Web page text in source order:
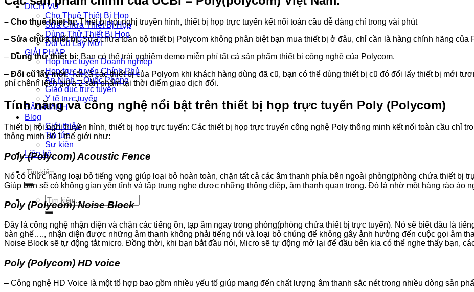
DỊCH VỤ
Cho Thuê Thiết Bị Họp
Sữa Chửa Thiết Bị Họp
Dùng Thử Thiết Bị Họp
Đổi Cũ Lấy Mới
GIẢI PHÁP
Họp trực tuyến Doanh nghiệp
Họp trực tuyến Chính Phủ
An Ninh – Quốc Phòng
Giáo dục trực tuyến
Y tế trực tuyến
BẢO HÀNH
Blog
Giới thiệu
Tin tức
Sự kiện
Liên hệ
Tìm
kiếm:
Tìm
kiếm:
– Cho thuê thiết bị:Thiết bị hội nghị truyền hình, thiết bị họp trực tuyến kết nối toàn cầu dễ dàng chỉ trong vài phút
– Sửa chữa thiết bị:Sửa chữa toàn bộ thiết bị Polycom không phân biệt bạn mua thiết bị ở đâu, chỉ cần là hàng chính hãng
– Dùng thử thiết bị:Bạn có thể trải nghiệm demo miễn phí tất cả sản phẩm thiết bị công nghệ của Polycom.
– Đổi cũ lấy mới:Tất cả các thiết bị của Polyom khi khách hàng dùng đã cũ, bạn có thể dùng thiết bị cũ đó đổi lấy thiết bị mới
phí chênh lệch giữa 2 sản phẩm tại thời điểm giao dịch đổi.
Tính năng và công nghệ nổi bật trên thiết bị họp trực tuyến Poly (Polycom)
Thiết bị hội nghị truyền hình, thiết bị họp trực tuyến: Các thiết bị họp trực truyến công nghệ Poly thông minh kết nối toàn cầu chỉ
thông minh số 1 thế giới như:
Poly (Polycom) Acoustic Fence
Nó có chức năng loại bỏ tiếng vọng giúp loại bỏ hoàn toàn, chặn tất cả các âm thanh phía bên ngoài phòng(phòng chứa thiết bị
Giúp bạn sẽ có không gian yên tĩnh và tập trung nghe được những thông điệp, âm thanh quan trọng. Đó là nhờ một hàng rào ảo
Poly (Polycom) Noise Block
Đây là công nghệ nhận diện và chặn các tiếng ồn, tạp âm ngay trong phòng(phòng chứa thiết bị trực tuyến). Nó sẽ biết đâu là
bàn ghế…., nhận diện được những âm thanh không phải tiếng nói và loại bỏ chúng để không gây ảnh hưởng đến cuộc gọi âm
Noise Block sẽ tự động tắt micro. Đồng thời, khi bạn bắt đầu nói, Micro sẽ tự động mở lại để đầu bên kia có thể nghe thấy bạn,
Poly (Polycom) HD voice
– Công nghệ HD Voice là một tổ hợp bao gồm nhiều yếu tố giúp mang đến chất lượng âm thanh sắc nét trong nhiều dòng sản